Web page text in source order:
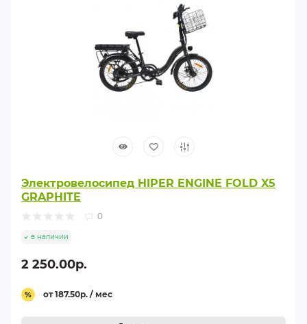
Электровелосипед HIPER ENGINE FOLD X5
GRAPHITE
0
в наличии
2 250.00р.
% от 187.50р. / мес